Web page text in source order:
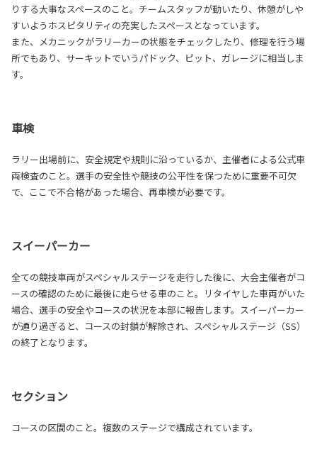
りする大事なスペースのこと。チームスタッフが動いたり、休憩がしや
すいようホスピタリティの充実したスペースとなっています。
また、メカニックがラリーカーの状態をチェックしたり、修理を行う場
所でもあり、サーキットでいうパドック、ピット、ガレージに相当しま
す。
車検
ラリー出場前に、安全規定や規則に沿っているか、主催者による公式車
両検査のこと。選手の安全性や競技の公平性を保つために重要不可欠
で、ここで不合格があった場合、再車検が必要です。
スイーパーカー
全ての競技車両がスペシャルステージを走行した後に、大会主催者がコ
ースの確認のために最後に走らせる車のこと。リタイヤした車両がいた
場合、選手の安全やコースの状況を本部に報告します。スイーパーカー
が通り過ぎると、コースの封鎖が解除され、スペシャルステージ（SS）
の終了となります。
セクション
コースの区間のこと。複数のステージで構成されています。